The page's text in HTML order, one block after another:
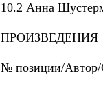
10.2 Анна
ПРОИЗВЕДЕНИЯ
№ позиции/Автор/